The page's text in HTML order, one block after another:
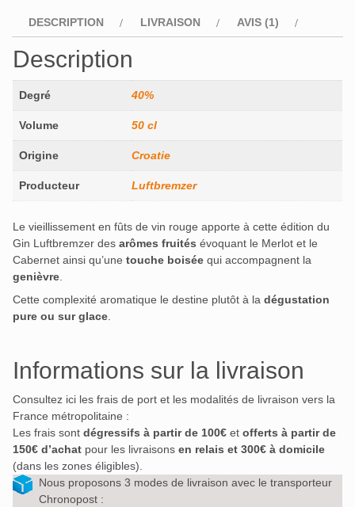
DESCRIPTION LIVRAISON AVIS (1)
Description
Degré 40%
Volume 50 cl
Origine Croatie
Producteur Luftbremzer
Le vieillissement en fûts de vin rouge apporte à cette édition du
Gin Luftbremzer des arômes fruités évoquant le Merlot et le
Cabernet ainsi qu’une touche boisée qui accompagnent la
genièvre.
Cette complexité aromatique le destine plutôt à la dégustation
pure ou sur glace.
Informations sur la livraison
Consultez ici les frais de port et les modalités de livraison vers la
France métropolitaine :
Les frais sont dégressifs à partir de 100€ et offerts à partir de
150€ d’achat pour les livraisons en relais et 300€ à domicile
(dans les zones éligibles).
Nous proposons 3 modes de livraison avec le transporteur
Chronopost :